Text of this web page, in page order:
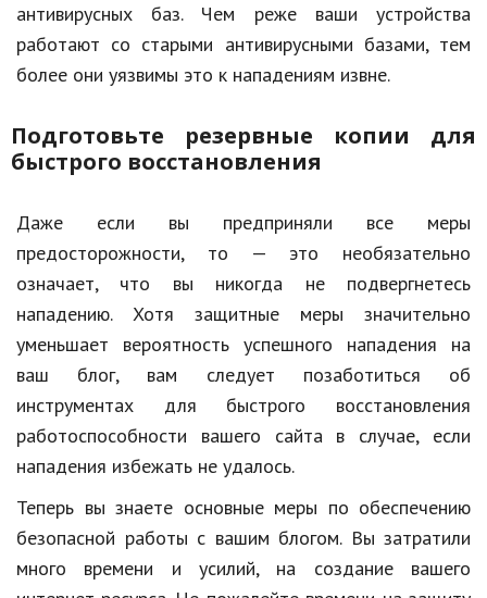
антивирусных баз. Чем реже ваши устройства
работают со старыми антивирусными базами, тем
более они уязвимы это к нападениям извне.
Подготовьте резервные копии для
быстрого восстановления
Даже если вы предприняли все меры
предосторожности, то — это необязательно
означает, что вы никогда не подвергнетесь
нападению. Хотя защитные меры значительно
уменьшает вероятность успешного нападения на
ваш блог, вам следует позаботиться об
инструментах для быстрого восстановления
работоспособности вашего сайта в случае, если
нападения избежать не удалось.
Теперь вы знаете основные меры по обеспечению
безопасной работы с вашим блогом. Вы затратили
много времени и усилий, на создание вашего